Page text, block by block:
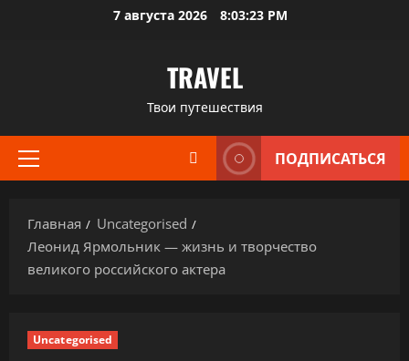
7 августа 2026 8:03:24 PM
TRAVEL
Твои путешествия
Основное
ПОДПИСАТЬСЯ
Главная
Uncategorised
Леонид Ярмольник — жизнь и творчество
великого российского актера
Uncategorised